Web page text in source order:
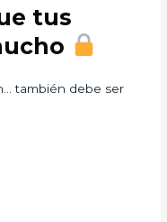
tus
también debe ser